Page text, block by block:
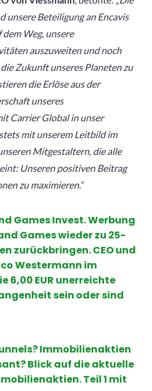
unsere Beteiligung an Encavis
Weg, unsere
auszuweiten und noch
Zukunft unseres Planeten zu
die Erlöse aus der
unseres
Carrier Global in unser
mit unserem Leitbild im
Mitgestaltern, die alle
Unseren positiven Beitrag
zu maximieren.“
Games Invest. Werbung
Games wieder zu 25-
zurückbringen. CEO und
Westermann im
6,00 EUR unerreichte
sein oder sind
Immobilienaktien
Blick auf die aktuelle
Teil 1 mit